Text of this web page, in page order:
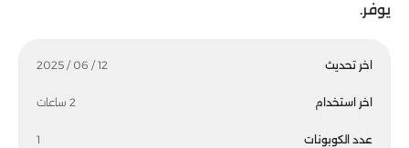
اخر تحديث 12 / 06 / 2025
اخر استخدام 2 ساعات
عدد الكوبونات 1
يوفر.